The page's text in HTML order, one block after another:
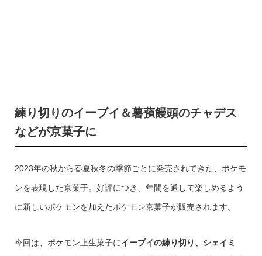
練り切りのイーブイ＆薯蕷饅頭のチャデス
などが京菓子に
2023年の秋から春夏秋冬の季節ごとに発売されてきた、ポケモ
ンを表現した京菓子。好評につき、年間を通して楽しめるよう
に新しいポケモンを加えたポケモン京菓子が販売されます。
今回は、ポケモン上生菓子にイーブイの練り切り、シェイミ